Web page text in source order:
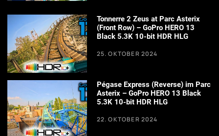
Tonnerre 2 Zeus at Parc Asterix
(Front Row) – GoPro HERO 13
Black 5.3K 10-bit HDR HLG
25. OKTOBER 2024
Pégase Express (Reverse) im Parc
Asterix – GoPro HERO 13 Black
5.3K 10-bit HDR HLG
22. OKTOBER 2024